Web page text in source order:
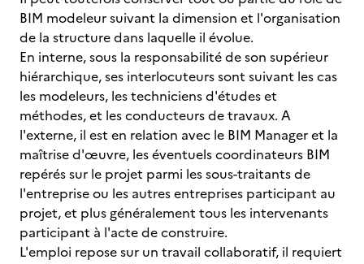
BIM modeleur suivant la dimension et l'organisation
de la structure dans laquelle il évolue.
En interne, sous la responsabilité de son supérieur
hiérarchique, ses interlocuteurs sont suivant les cas
les modeleurs, les techniciens d'études et
méthodes, et les conducteurs de travaux. A
l'externe, il est en relation avec le BIM Manager et la
maîtrise d'œuvre, les éventuels coordinateurs BIM
repérés sur le projet parmi les sous-traitants de
l'entreprise ou les autres entreprises participant au
projet, et plus généralement tous les intervenants
participant à l'acte de construire.
L'emploi repose sur un travail collaboratif, il requiert